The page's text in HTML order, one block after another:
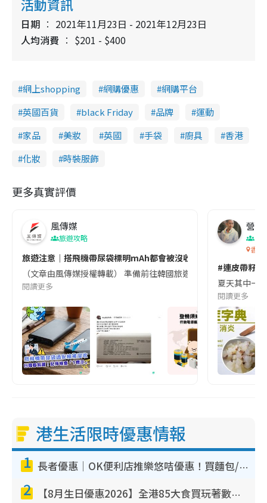
活動資訊
日期
2021年11月23日 - 2021年12月23日
人均消費
$201 - $400
網上shopping 網購優惠
網購平台
英國百貨
black Friday 品牌
運動
家品
美妝 英國 手袋 廚具
香港
化妝
時裝服飾
更多真實評價
風傳媒
旅遊攻略
旅遊注意｜搭飛機帶尿袋標明mAh都會被沒收😱出發前切記檢查
（文章由風傳媒授權轉載） 準備前往韓國旅遊的民眾，近期要
閱讀更多
營養
香港
#連皮帶籽
夏天其中一
閱讀更多
港生活限時優惠情報
1 長者優惠｜OK便利店推樂悠咭優惠！買麵包/牛奶/保健品拍卡即減
2 【8月生日優惠2026】全港85大食買玩著數攻略 自助餐/火鍋放題同行免費＋誠品/DONKI送現金券